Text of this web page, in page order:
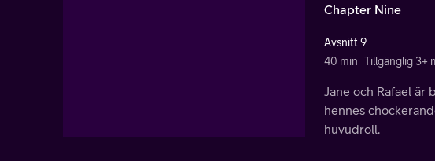
Chapter Nine
Avsnitt 9
40 min Tillgänglig 3+
Jane och Rafael är
hennes
huvudroll.